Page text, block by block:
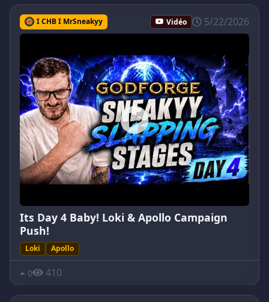
I CHB I MrSneakyy Vidéo 5/22/2026
Its Day 4 Baby! Loki & Apollo Campaign
Push!
Loki Apollo
0 410